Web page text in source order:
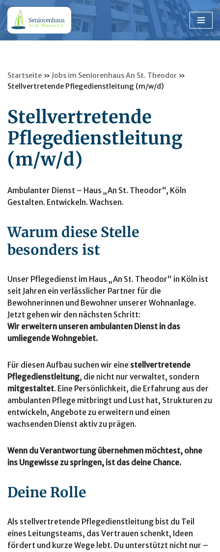
Zum
Inhalt
Startseite » Jobs im Seniorenhaus An St. Theodor »
Stellvertretende Pflegedienstleitung (m/w/d)
Stellvertretende
Pflegedienstleitung
(m/w/d)
Ambulanter Dienst – Haus „An St. Theodor“, Köln
Gestalten. Entwickeln. Wachsen.
Warum diese Stelle
besonders ist
Unser Pflegedienst im Haus „An St. Theodor“ in Köln ist
seit Jahren ein verlässlicher Partner für die
Bewohnerinnen und Bewohner unserer Wohnanlage.
Jetzt gehen wir den nächsten Schritt:
Wir erweitern unseren ambulanten Dienst in das
umliegende Wohngebiet.
Für diesen Aufbau suchen wir eine stellvertretende
Pflegedienstleitung, die nicht nur verwaltet, sondern
mitgestaltet. Eine Persönlichkeit, die Erfahrung aus der
ambulanten Pflege mitbringt und Lust hat, Strukturen zu
entwickeln, Angebote zu erweitern und einen
wachsenden Dienst aktiv zu prägen.
Wenn du Verantwortung übernehmen möchtest, ohne
ins Ungewisse zu springen, ist das deine Chance.
Deine Rolle
Als stellvertretende Pflegedienstleitung bist du Teil
eines Leitungsteams, das Vertrauen schenkt, Ideen
fördert und kurze Wege lebt. Du unterstützt nicht nur –